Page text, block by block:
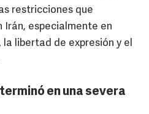
restricciones que
Irán, especialmente en
libertad de expresión y el
en una severa